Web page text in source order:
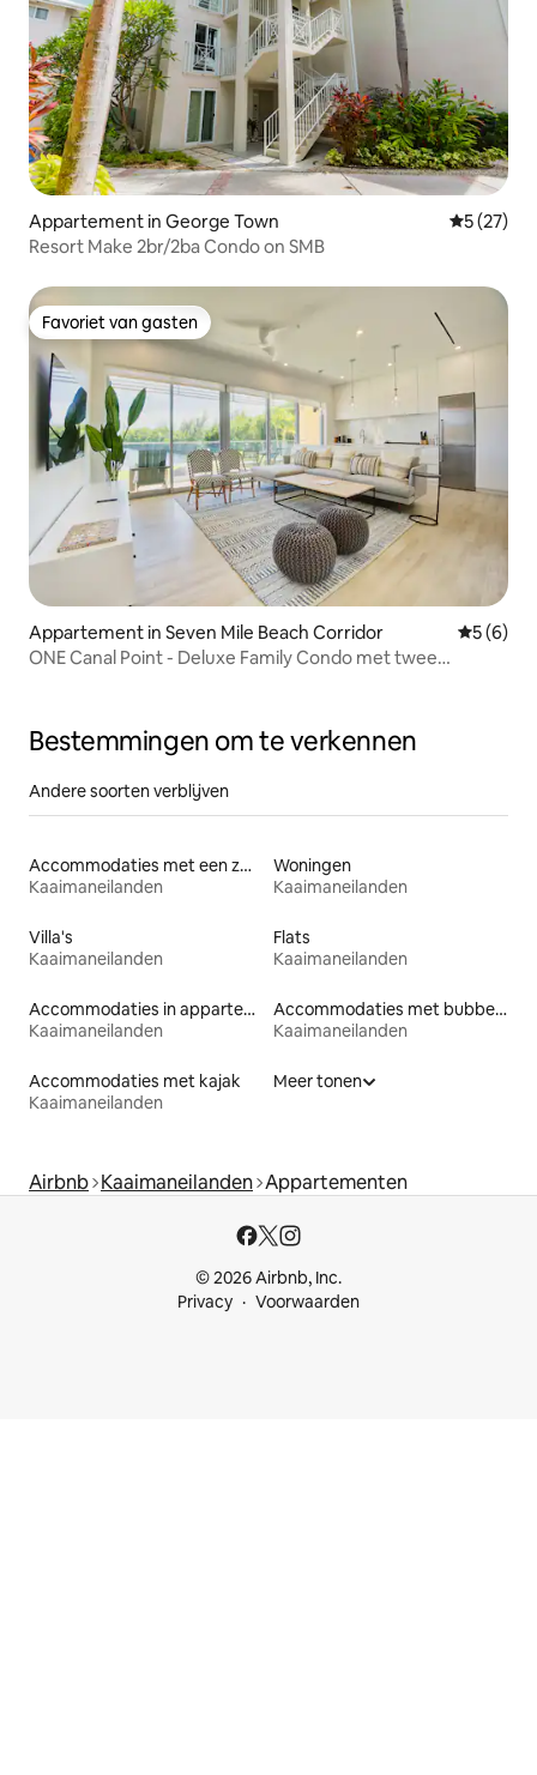
Appartement in George Town
5 (27)
Resort Make 2br/2ba Condo on SMB
Favoriet van gasten
Favoriet van gasten
Appartement in Seven Mile Beach Corridor
5 (6)
ONE Canal Point - Deluxe Family Condo met twee
Bestemmingen om te verkennen
Andere soorten verblijven
Accommodaties met een zwembad
Kaaimaneilanden
Woningen
Kaaimaneilanden
Villa's
Kaaimaneilanden
Flats
Kaaimaneilanden
Accommodaties in appartementen met diensten
Kaaimaneilanden
Accommodaties met bubbelbad
Kaaimaneilanden
Accommodaties met kajak
Kaaimaneilanden
Meer tonen
Airbnb Kaaimaneilanden Appartementen
© 2026 Airbnb, Inc.
Privacy
Voorwaarden